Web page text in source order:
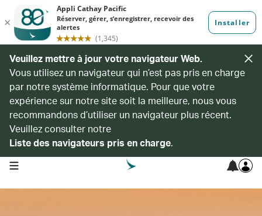
Veuillez mettre à jour votre navigateur Web.
Vous utilisez un navigateur qui n’est pas pris en charge
par notre système informatique. Pour que votre
expérience sur notre site soit la meilleure, nous vous
recommandons d’utiliser un navigateur plus récent.
Veuillez consulter notre
Liste des navigateurs pris en charge.
open navigation menu